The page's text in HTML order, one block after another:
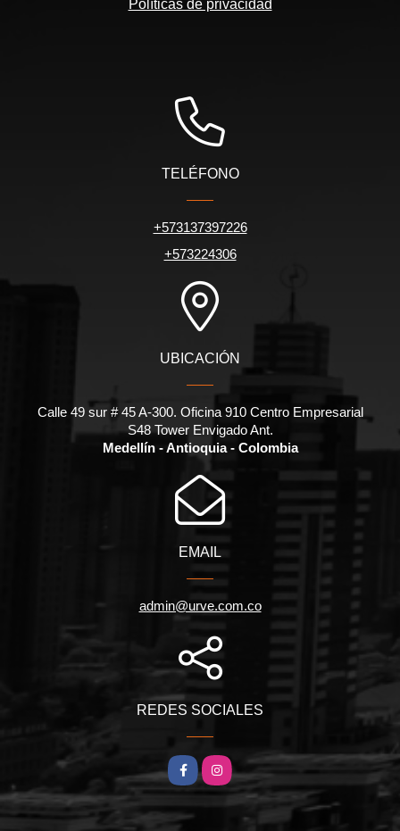
Políticas de privacidad
TELÉFONO
+573137397226
+573224306
UBICACIÓN
Calle 49 sur # 45 A-300. Oficina 910 Centro Empresarial
S48 Tower Envigado Ant.
Medellín - Antioquia - Colombia
EMAIL
admin@urve.com.co
REDES SOCIALES
FacebookInstagram